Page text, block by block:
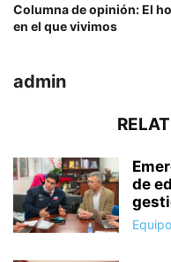
Columna de opinión: El
en el que vivimos
admin
de